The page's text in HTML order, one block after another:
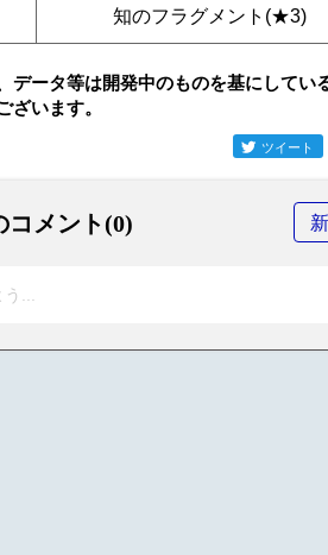
知のフラグメント(★3)
データ等は開発中のものを基にしてい
ざいます。
ツイート
コメント(0)
...